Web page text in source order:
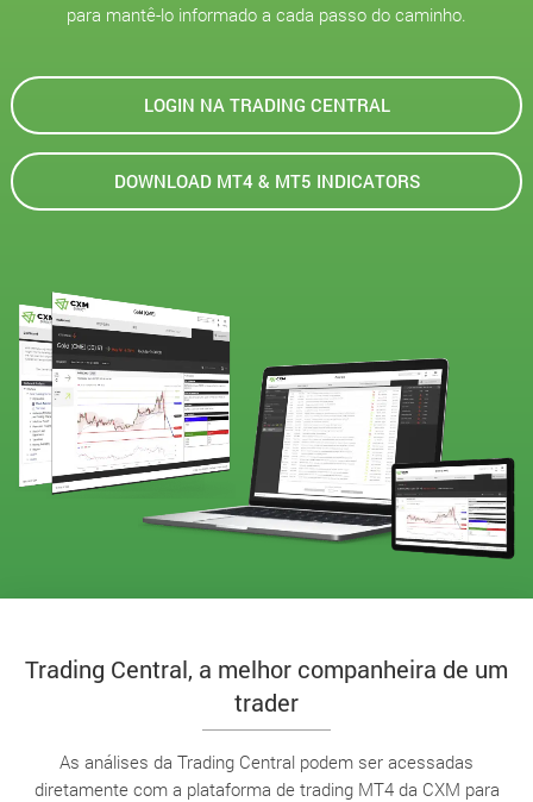
para mantê-lo informado a cada passo do caminho.
LOGIN NA TRADING CENTRAL
DOWNLOAD MT4 & MT5 INDICATORS
Trading Central, a melhor companheira de um
trader
As análises da Trading Central podem ser acessadas
diretamente com a plataforma de trading MT4 da CXM para